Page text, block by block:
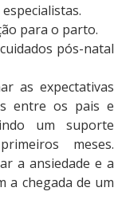
para o parto.
pós-natal
as expectativas
entre os pais e
um suporte
meses.
a ansiedade e a
a chegada de um